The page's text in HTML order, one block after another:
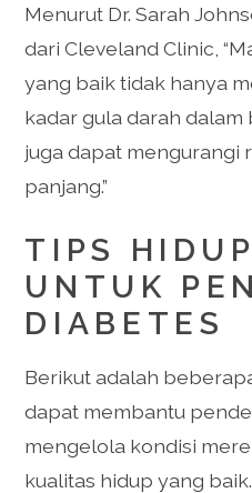
Menurut Dr. Sarah
dari Cleveland Clinic,
yang baik tidak hanya
kadar gula darah
juga dapat mengurangi
panjang.”
TIPS
UNTUK
DIABETES
Berikut adalah
dapat membantu
mengelola kondisi
kualitas hidup yang baik.